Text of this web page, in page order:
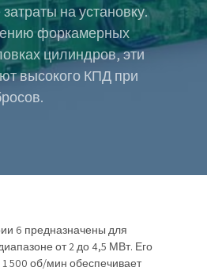
на установку.
форкамерных
цилиндров, эти
высокого КПД при
6 предназначены для
от 2 до 4,5 МВт. Его
500 об/мин обеспечивает